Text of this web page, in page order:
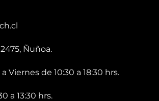
Ñuñoa.
Viernes de 10:30 a 18:30 hrs.
a 13:30 hrs.